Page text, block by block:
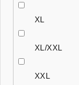
XL
XL/XXL
XXL